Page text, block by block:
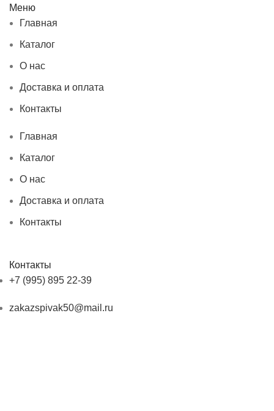
Меню
Главная
Каталог
О нас
Доставка и оплата
Контакты
Главная
Каталог
О нас
Доставка и оплата
Контакты
Контакты
+7 (995) 895 22-39
zakazspivak50@mail.ru